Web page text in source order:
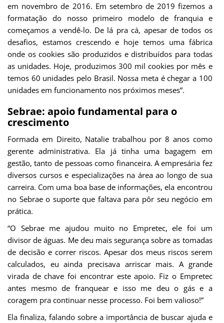
em novembro de 2016. Em setembro de 2019 fizemos a
formatação do nosso primeiro modelo de franquia e
começamos a vendê-lo. De lá pra cá, apesar de todos os
desafios, estamos crescendo e hoje temos uma fábrica
onde os cookies são produzidos e distribuídos para todas
as unidades. Hoje, produzimos 300 mil cookies por mês e
temos 60 unidades pelo Brasil. Nossa meta é chegar a 100
unidades em funcionamento nos próximos meses”.
Sebrae: apoio fundamental para o
crescimento
Formada em Direito, Natalie trabalhou por 8 anos como
gerente administrativa. Ela já tinha uma bagagem em
gestão, tanto de pessoas como financeira. A empresária fez
diversos cursos e especializações na área ao longo de sua
carreira. Com uma boa base de informações, ela encontrou
no Sebrae o suporte que faltava para pôr seu negócio em
prática.
“O Sebrae me ajudou muito no Empretec, ele foi um
divisor de águas. Me deu mais segurança sobre as tomadas
de decisão e correr riscos. Apesar dos meus riscos serem
calculados, eu ainda precisava arriscar mais. A grande
virada de chave foi encontrar este apoio. Fiz o Empretec
antes mesmo de franquear e isso me deu o gás e a
coragem pra continuar nesse processo. Foi bem valioso!”
Ela finaliza, falando sobre a importância de buscar ajuda e